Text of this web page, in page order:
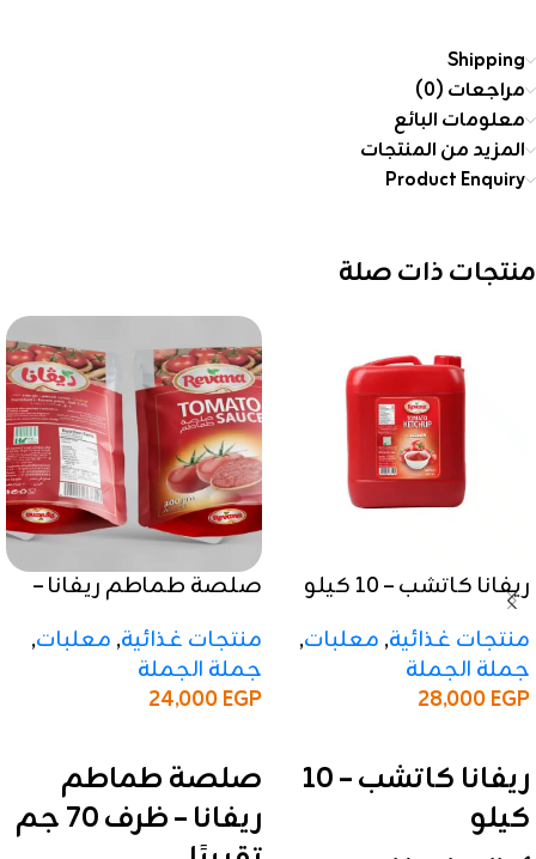
Shipping
مراجعات (0)
معلومات البائع
المزيد من المنتجات
Product Enquiry
منتجات ذات صلة
ريفانا كاتشب – 10 كيلو
منتجات غذائية, معلبات,
جملة الجملة
28,000EGP
ريفانا كاتشب – 10
كيلو
صلصة طماطم ريفانا –
منتجات غذائية, معلبات,
جملة الجملة
24,000EGP
صلصة طماطم
ريفانا – ظرف 70 جم